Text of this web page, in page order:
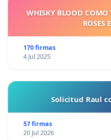
WHISKY BLOOD COMO
ROSES
170 firmas
4 Jul 2025
Solicitud Raul
57 firmas
20 Jul 2026